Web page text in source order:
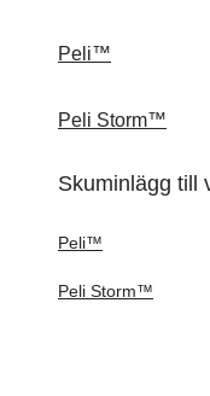
Peli™
Peli Storm™
Skuminlägg till
Peli™
Peli Storm™